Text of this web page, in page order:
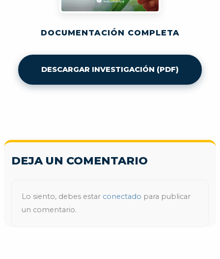
DOCUMENTACIÓN COMPLETA
DESCARGAR INVESTIGACIÓN (PDF)
DEJA UN COMENTARIO
Lo siento, debes estar conectado para publicar
un comentario.